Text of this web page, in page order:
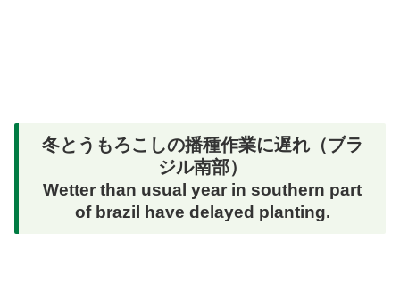
冬とうもろこしの播種作業に遅れ（ブラ
ジル南部）
Wetter than usual year in southern part
of brazil have delayed planting.